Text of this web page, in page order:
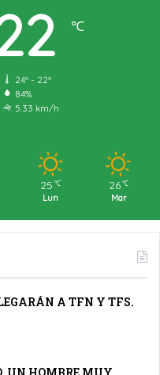
℃
24º - 22º
84%
5.33 km/h
25 ℃
Lun
26 ℃
Mar
A TFN Y TFS.